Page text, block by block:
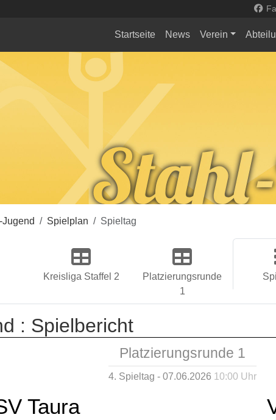
Startseite News Verein
Jugend Spielplan Spieltag
Kreisliga Staffel 2
Platzierungsrunde
1
: Spielbericht
Platzierungsrunde 1
4. Spieltag - 07.06.2026 10:00 Uhr
Taura